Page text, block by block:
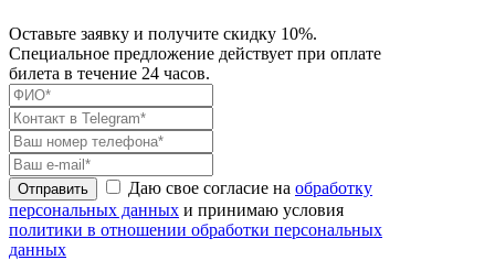
Оставьте заявку и получите скидку 10%.
Специальное предложение действует при оплате
билета в течение 24 часов.
Отправить Даю свое согласие на обработку
персональных данных и принимаю условия
политики в отношении обработки персональных
данных